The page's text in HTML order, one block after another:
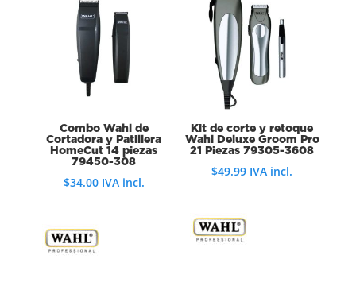
Combo Wahl de
Cortadora y Patillera
HomeCut 14 piezas
79450-308
$34.00 IVA incl.
Kit de corte y retoque
Wahl Deluxe Groom Pro
21 Piezas 79305-3608
$49.99 IVA incl.